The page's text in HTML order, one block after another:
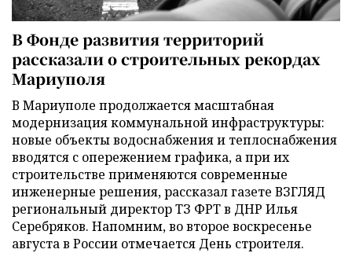
В Фонде развития территорий
рассказали о строительных рекордах
Мариуполя
В Мариуполе продолжается масштабная
модернизация коммунальной инфраструктуры:
новые объекты водоснабжения и теплоснабжения
вводятся с опережением графика, а при их
строительстве применяются современные
инженерные решения, рассказал газете ВЗГЛЯД
региональный директор ТЗ ФРТ в ДНР Илья
Серебряков. Напомним, во второе воскресенье
августа в России отмечается День строителя.